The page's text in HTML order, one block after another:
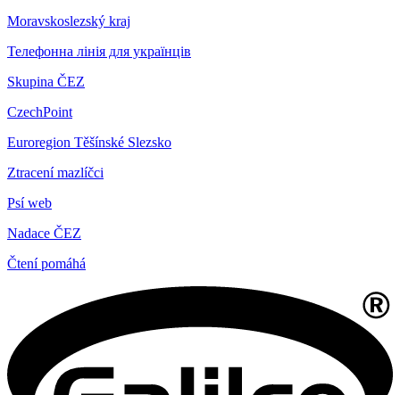
Moravskoslezský kraj
Телефонна лінія для українців
Skupina ČEZ
CzechPoint
Euroregion Těšínské Slezsko
Ztracení mazlíčci
Psí web
Nadace ČEZ
Čtení pomáhá